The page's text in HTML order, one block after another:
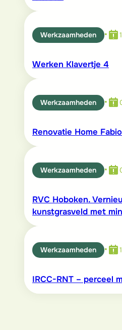
Werkzaamheden •
Werken Klavertje 4
Werkzaamheden •
Renovatie Home
Werkzaamheden •
RVC Hoboken.
kunstgrasveld met
Werkzaamheden •
IRCC-RNT – perceel